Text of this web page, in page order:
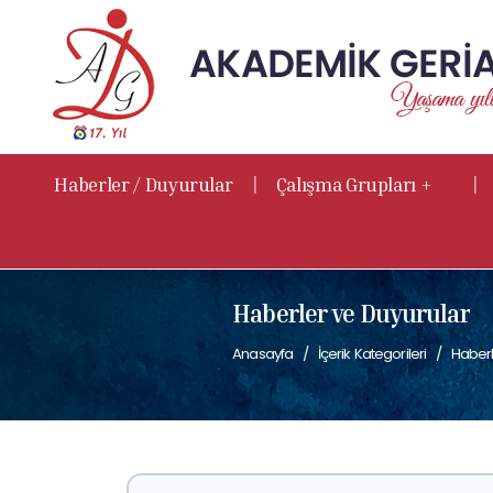
Haberler / Duyurular | Çalışma Grupları + |
Haberler ve Duyurular
Anasayfa İçerik Kategorileri